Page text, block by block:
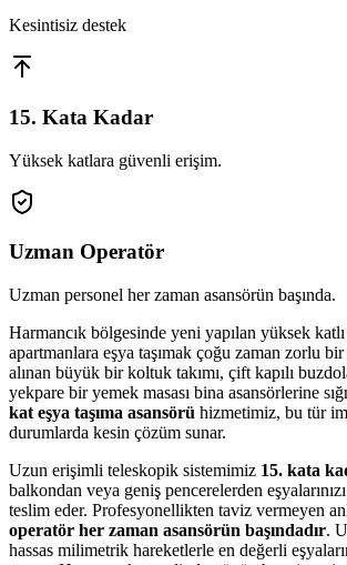
Kesintisiz destek
15. Kata Kadar
Yüksek katlara güvenli erişim.
Uzman Operatör
Uzman personel her zaman asansörün başında.
Harmancık bölgesinde yeni yapılan yüksek
apartmanlara eşya taşımak çoğu zaman zorlu
alınan büyük bir koltuk takımı, çift kapılı
yekpare bir yemek masası bina asansörlerine
kat eşya taşıma asansörü hizmetimiz, bu tür
durumlarda kesin çözüm sunar.
Uzun erişimli teleskopik sistemimiz 15. kata
balkondan veya geniş pencerelerden
teslim eder. Profesyonellikten taviz vermeyen
operatör her zaman asansörün başındadır.
hassas milimetrik hareketlerle en değerli